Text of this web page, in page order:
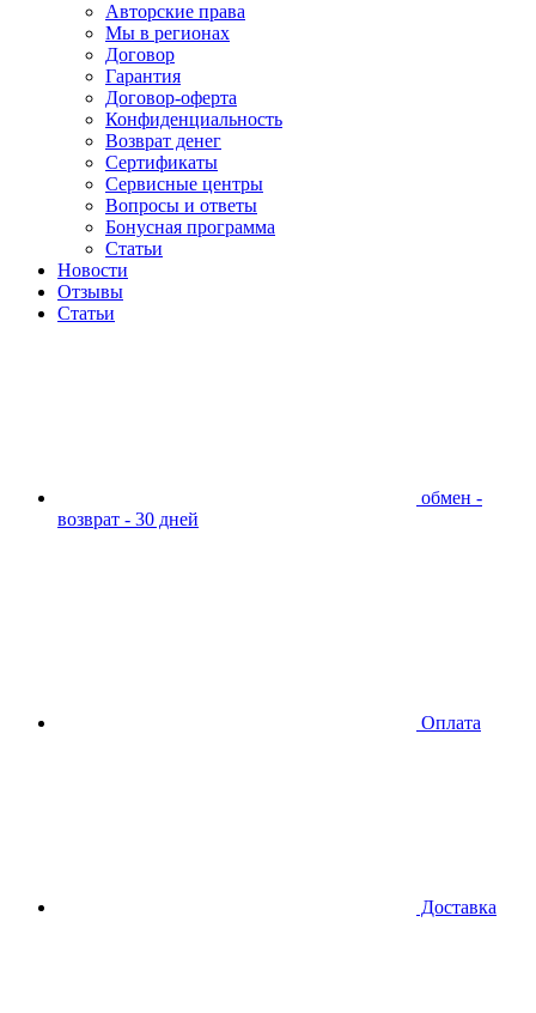
Авторские права
Мы в регионах
Договор
Гарантия
Договор-оферта
Конфиденциальность
Возврат денег
Сертификаты
Сервисные центры
Вопросы и ответы
Бонусная программа
Статьи
Новости
Отзывы
Статьи
обмен -
возврат - 30 дней
Оплата
Доставка